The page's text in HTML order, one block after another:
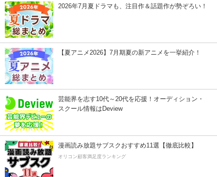
2026年7月夏ドラマも、注目作＆話題作が勢ぞろい！
【夏アニメ2026】7月期夏の新アニメを一挙紹介！
芸能界を志す10代～20代を応援！オーディション・
スクール情報はDeview
漫画読み放題サブスクおすすめ11選【徹底比較】
オリコン顧客満足度ランキング